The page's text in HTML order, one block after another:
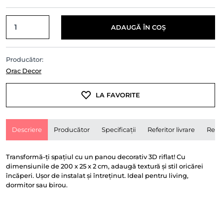
ADAUGĂ ÎN COȘ
Producător:
Orac Decor
LA FAVORITE
Descriere Producător Specificații Referitor livrare
Transformă-ți spațiul cu un panou decorativ 3D riflat! Cu
dimensiunile de 200 x 25 x 2 cm, adaugă textură și stil oricărei
încăperi. Ușor de instalat și întreținut. Ideal pentru living,
dormitor sau birou.